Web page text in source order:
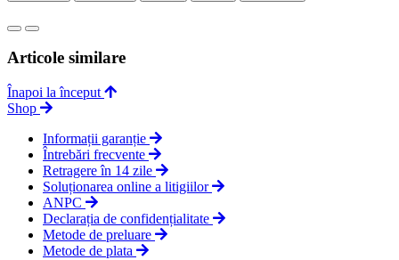
Articole similare
Înapoi la început
Shop
Informații garanție
Întrebări frecvente
Retragere în 14 zile
Soluționarea online a litigiilor
ANPC
Declarația de confidențialitate
Metode de preluare
Metode de plata